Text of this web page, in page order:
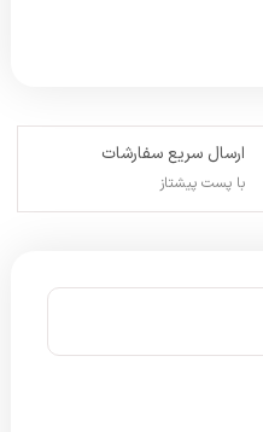
ارسال سریع سفارشات
با پست پیشتاز